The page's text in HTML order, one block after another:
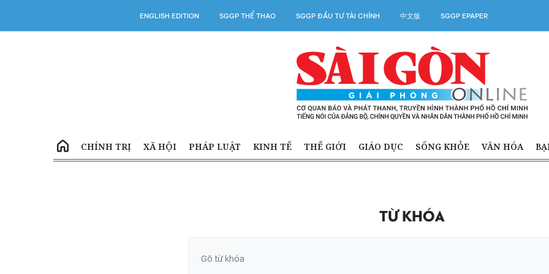
ENGLISH EDITION SGGP THỂ THAO SGGP ĐẦU TƯ TÀI CHÍNH 中文版 SGGP EPAPER
CHÍNH TRỊ XÃ HỘI PHÁP LUẬT KINH TẾ THẾ GIỚI GIÁO DỤC SỐNG KHỎE VĂN HÓA
TỪ KHÓA